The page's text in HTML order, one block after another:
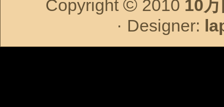
Copyright © 2010 10
· Designer: